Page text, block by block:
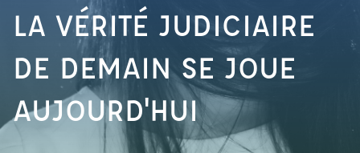
LA VÉRITÉ JUDICIAIRE
DE DEMAIN SE JOUE
AUJOURD'HUI